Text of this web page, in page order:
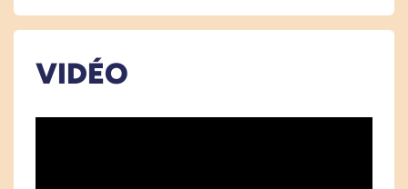
nœuds à refaire sans cesse : avec ces lacets,
et sans contrainte.
VIDÉO